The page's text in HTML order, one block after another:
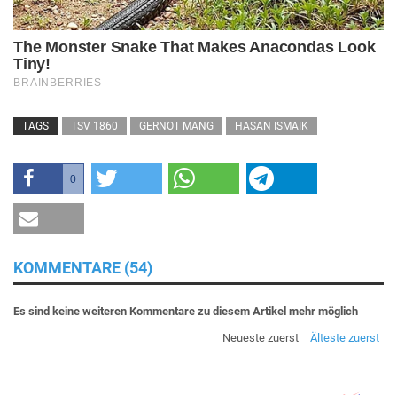
TAGS TSV 1860 GERNOT MANG HASAN ISMAIK
0
KOMMENTARE (54)
Es sind keine weiteren Kommentare zu diesem Artikel mehr möglich
Neueste zuerst
Älteste zuerst